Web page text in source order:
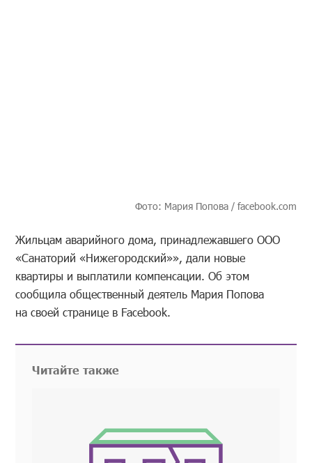
Фото: Мария Попова / facebook.com
Жильцам аварийного дома, принадлежавшего ООО
«Санаторий «Нижегородский»», дали новые
квартиры и выплатили компенсации. Об этом
сообщила общественный деятель Мария Попова
на своей странице в Facebook.
Читайте также